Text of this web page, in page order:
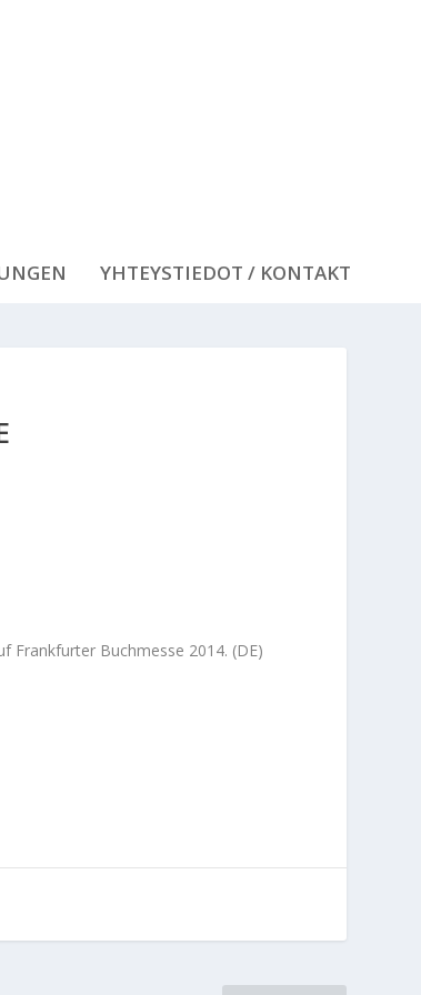
YHTEYSTIEDOT / KONTAKT
Frankfurter Buchmesse 2014. (DE)